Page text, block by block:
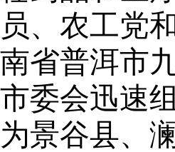
员、农工党
南省普洱市
市委会迅速
为景谷县、